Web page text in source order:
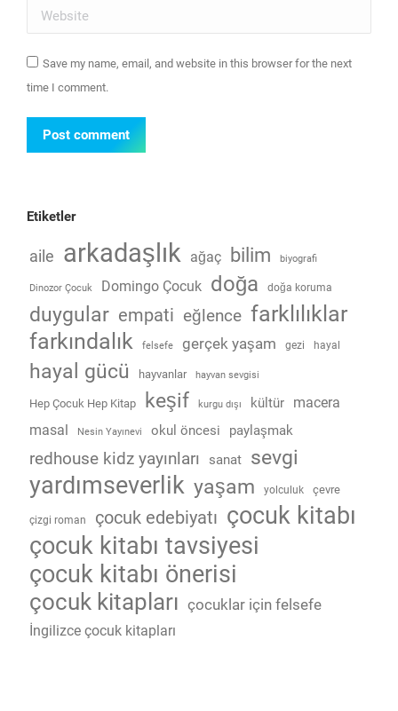
Website
Save my name, email, and website in this browser for the next
time I comment.
Post comment
Etiketler
aile arkadaşlık ağaç bilim biyografi
Dinozor Çocuk Domingo Çocuk doğa doğa koruma
duygular empati eğlence farklılıklar
farkındalık
felsefe gerçek yaşam gezi hayal
hayal gücü hayvanlar hayvan sevgisi
Hep Çocuk Hep Kitap keşif kurgu dışı kültür
macera
masal
Nesin Yayınevi okul öncesi paylaşmak
redhouse kidz yayınları sanat sevgi
yardımseverlik yaşam yolculuk çevre
çizgi roman çocuk edebiyatı çocuk kitabı
çocuk kitabı tavsiyesi
çocuk kitabı önerisi
çocuk kitapları çocuklar için felsefe
İngilizce çocuk kitapları